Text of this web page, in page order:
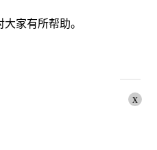
家有所帮助。
x